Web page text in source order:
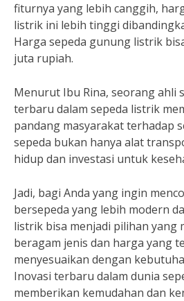
fiturnya yang lebih canggih,
listrik ini lebih tinggi
Harga sepeda gunung listrik
juta rupiah.
Menurut Ibu Rina, seorang ahli
terbaru dalam sepeda listrik
pandang masyarakat terhadap
sepeda bukan hanya alat
hidup dan investasi untuk
Jadi, bagi Anda yang ingin
bersepeda yang lebih modern
listrik bisa menjadi pilihan yang
beragam jenis dan harga yang
menyesuaikan dengan
Inovasi terbaru dalam dunia
memberikan kemudahan dan